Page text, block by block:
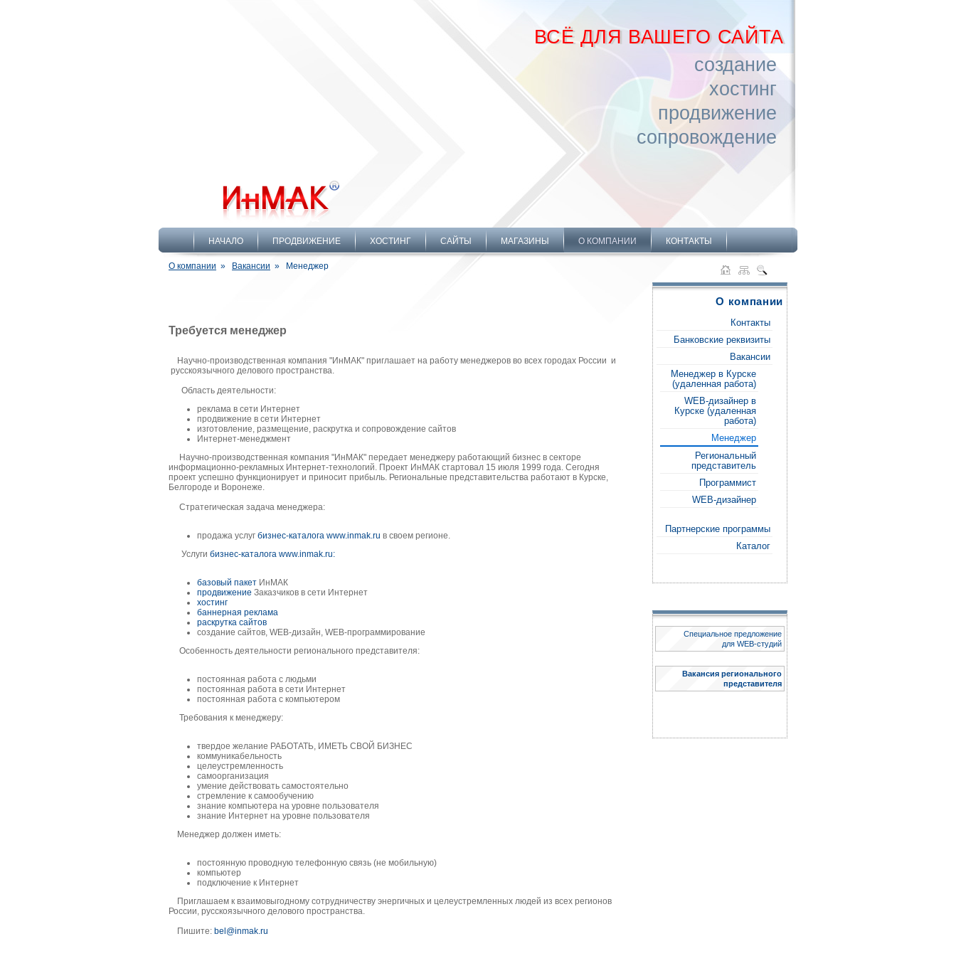
ВСЁ ДЛЯ ВАШЕГО САЙТА
создание
хостинг
продвижение
сопровождение
НАЧАЛО ПРОДВИЖЕНИЕ ХОСТИНГ САЙТЫ МАГАЗИНЫ О КОМПАНИИ КОНТАКТЫ
О компании » Вакансии » Менеджер
Требуется менеджер
Научно-производственная компания "ИнМАК" приглашает на работу менеджеров во всех городах России и
русскоязычного делового пространства.
Область деятельности:
реклама в сети Интернет
продвижение в сети Интернет
изготовление, размещение, раскрутка и сопровождение сайтов
Интернет-менеджмент
Научно-производственная компания "ИнМАК" передает менеджеру работающий бизнес в секторе
информационно-рекламных Интернет-технологий. Проект ИнМАК стартовал 15 июля 1999 года. Сегодня
проект успешно функционирует и приносит прибыль. Региональные представительства работают в Курске,
Белгороде и Воронеже.
Стратегическая задача менеджера:
продажа услуг бизнес-каталога www.inmak.ru в своем регионе.
Услуги бизнес-каталога www.inmak.ru:
базовый пакет ИнМАК
продвижение Заказчиков в сети Интернет
хостинг
баннерная реклама
раскрутка сайтов
создание сайтов, WEB-дизайн, WEB-программирование
Особенность деятельности регионального представителя:
постоянная работа с людьми
постоянная работа в сети Интернет
постоянная работа с компьютером
Требования к менеджеру:
твердое желание РАБОТАТЬ, ИМЕТЬ СВОЙ БИЗНЕС
коммуникабельность
целеустремленность
самоорганизация
умение действовать самостоятельно
стремление к самообучению
знание компьютера на уровне пользователя
знание Интернет на уровне пользователя
Менеджер должен иметь:
постоянную проводную телефонную связь (не мобильную)
компьютер
подключение к Интернет
Приглашаем к взаимовыгодному сотрудничеству энергичных и целеустремленных людей из всех регионов
России, русскоязычного делового пространства.
Пишите: bel@inmak.ru
О компании
Контакты
Банковские реквизиты
Вакансии
Менеджер в Курске
(удаленная работа)
WEB-дизайнер в
Курске (удаленная
работа)
Менеджер
Региональный
представитель
Программист
WEB-дизайнер
Партнерские программы
Каталог
Специальное предложение
для WЕB-студий
Вакансия регионального
представителя